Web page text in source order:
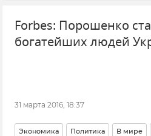
Forbes: Порошенко
богатейших людей
31 марта 2016, 18:37
Экономика Политика В мире